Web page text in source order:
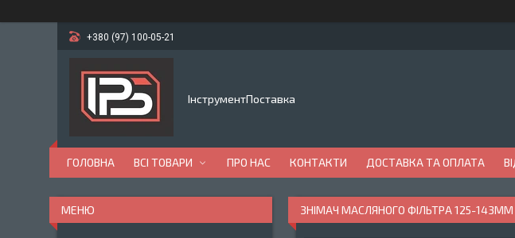
+380 (97) 100-05-21
ІнструментПоставка
ГОЛОВНА ВСІ ТОВАРИ ПРО НАС КОНТАКТИ ДОСТАВКА ТА ОПЛАТА
ЗНІМАЧ МАСЛЯНОГО ФІЛЬТРА 125-143ММ